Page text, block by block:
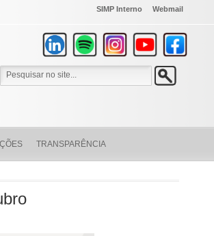
SIMP Interno Webmail
TRANSPARÊNCIA